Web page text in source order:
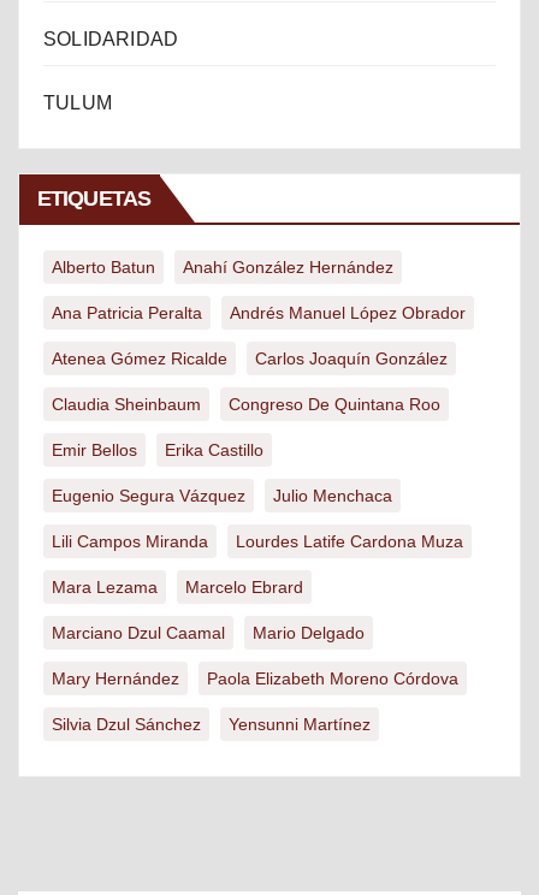
SOLIDARIDAD
TULUM
ETIQUETAS
Alberto Batun Anahí González Hernández
Ana Patricia Peralta Andrés Manuel López Obrador
Atenea Gómez Ricalde Carlos Joaquín González
Claudia Sheinbaum Congreso De Quintana Roo
Emir Bellos Erika Castillo
Eugenio Segura Vázquez Julio Menchaca
Lili Campos Miranda Lourdes Latife Cardona Muza
Mara Lezama Marcelo Ebrard
Marciano Dzul Caamal Mario Delgado
Mary Hernández Paola Elizabeth Moreno Córdova
Silvia Dzul Sánchez Yensunni Martínez